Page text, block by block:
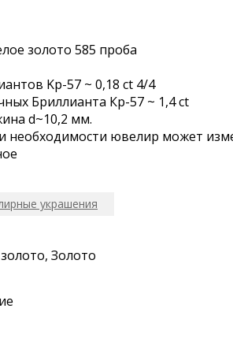
золoтo 585 пpoба
Kp-57 ~ 0,18 сt 4/4
Бриллианта Кр-57 ~ 1,4 сt
d~10,2 мм.
необходимости ювелир может
украшения
Золото